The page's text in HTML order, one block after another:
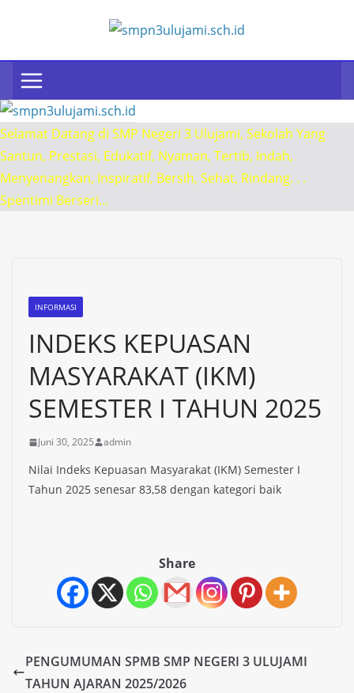
Selamat Datang di SMP Negeri 3 Ulujami, Sekolah Yang
Santun, Prestasi, Edukatif, Nyaman, Tertib, Indah,
Menyenangkan, Inspiratif, Bersih, Sehat, Rindang. . .
Spentimi Berseri...
INFORMASI
INDEKS KEPUASAN
MASYARAKAT (IKM)
SEMESTER I TAHUN 2025
Juni 30, 2025 admin
Nilai Indeks Kepuasan Masyarakat (IKM) Semester I
Tahun 2025 senesar 83,58 dengan kategori baik
Share
PENGUMUMAN SPMB SMP NEGERI 3 ULUJAMI
TAHUN AJARAN 2025/2026